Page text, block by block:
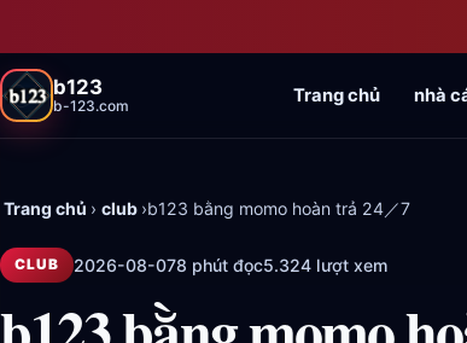
b123
b-123.com Trang chủ nhà
Trang chủ › club ›b123 bằng momo hoàn trả 24／7
CLUB 2026-08-078 phút đọc5.324 lượt xem